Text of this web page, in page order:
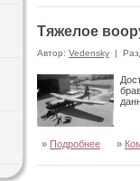
Тяжелое
Автор: Vedensky |
» Подробнее »